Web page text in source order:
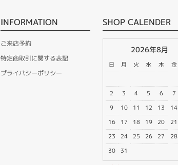
INFORMATION
ご来店予約
特定商取引に関する表記
プライバシーポリシー
SHOP CALENDER
2026年8月
日 月 火 水 木 金
2
3 4 5 6 7
9
10 11 12 13 14
16
17 18 19 20 21
23
24 25 26 27 28
30
31